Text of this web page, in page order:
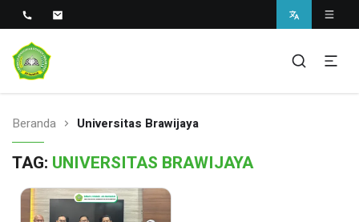
SMAS Unggul Ar Rahman
Sekolah Unggul Berbasis Pesantren di Sukabumi
Beranda Universitas Brawijaya
TAG: UNIVERSITAS BRAWIJAYA